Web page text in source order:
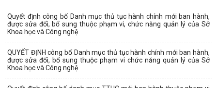
Quyết định công bố Danh mục thủ tục hành chính mới ban hành,
được sửa đổi, bổ sung thuộc phạm vi, chức năng quản lý của Sở
Khoa học và Công nghệ
QUYẾT ĐỊNH công bố Danh mục thủ tục hành chính mới ban hành,
được sửa đổi, bổ sung thuộc phạm vi chức năng quản lý của Sở
Khoa học và Công nghệ